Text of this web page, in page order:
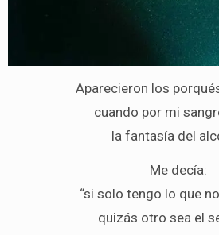
Aparecieron los
cuando por mi
la fantasía del
Me decía:
“si solo tengo lo que
quizás otro sea el